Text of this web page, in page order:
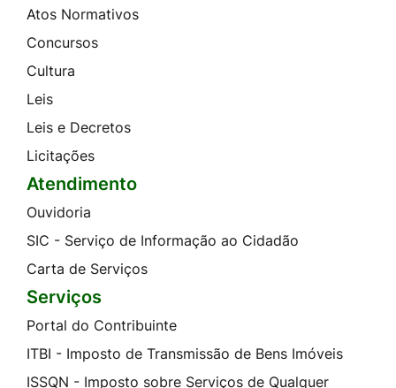
Atos Normativos
Concursos
Cultura
Leis
Leis e Decretos
Licitações
Atendimento
Ouvidoria
SIC - Serviço de Informação ao Cidadão
Carta de Serviços
Serviços
Portal do Contribuinte
ITBI - Imposto de Transmissão de Bens Imóveis
ISSQN - Imposto sobre Serviços de Qualquer